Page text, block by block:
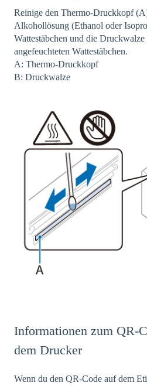
Reinige den Thermo-Druckkopf
Alkohollösung (Ethanol oder
Wattestäbchen und die
angefeuchteten Wattestäbchen.
A: Thermo-Druckkopf
B: Druckwalze
Informationen zum QR-
dem Drucker
Wenn du den QR-Code auf dem